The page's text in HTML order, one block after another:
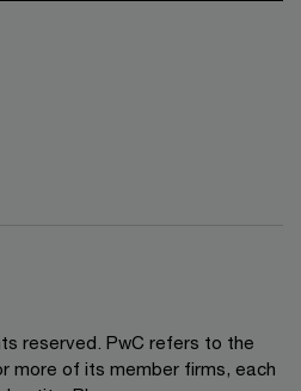
reserved. PwC refers to the
more of its member firms, each